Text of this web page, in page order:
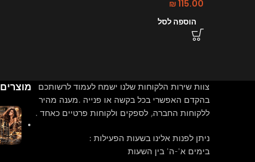
₪115.00
הוספה לסל
צוות שירות הלקוחות שלנו ישמח לעמוד לרשותכם
בהקדם האפשרי בכל בקשה או פנייה .מענה מהיר
ללקוחות החברה, לספקים ולקוחות פרטיים כאחד .
ניתן לפנות אלינו בשעות הפעילות :
בימים א'-ה' בין השעות
מוצרים